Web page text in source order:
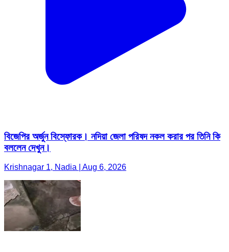
বিজেপির অর্জুন বিস্ফোরক। নদিয়া জেলা পরিষদ নকল করার পর তিনি কি
বললেন দেখুন।
Krishnagar 1, Nadia | Aug 6, 2026